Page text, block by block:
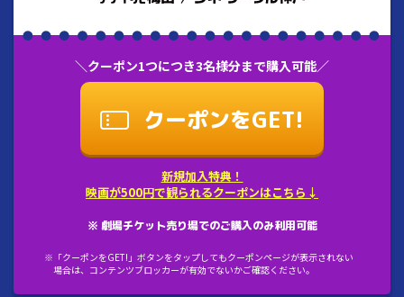
＼クーポン1つにつき3名様分まで購入可能／
クーポンをGET!
新規加入特典！
映画が500円で観られるクーポンはこちら↓
※ 劇場チケット売り場でのご購入のみ利用可能
※「クーポンをGET!」ボタンをタップしてもクーポンページが表示されない
場合は、コンテンツブロッカーが有効でないかご確認ください。